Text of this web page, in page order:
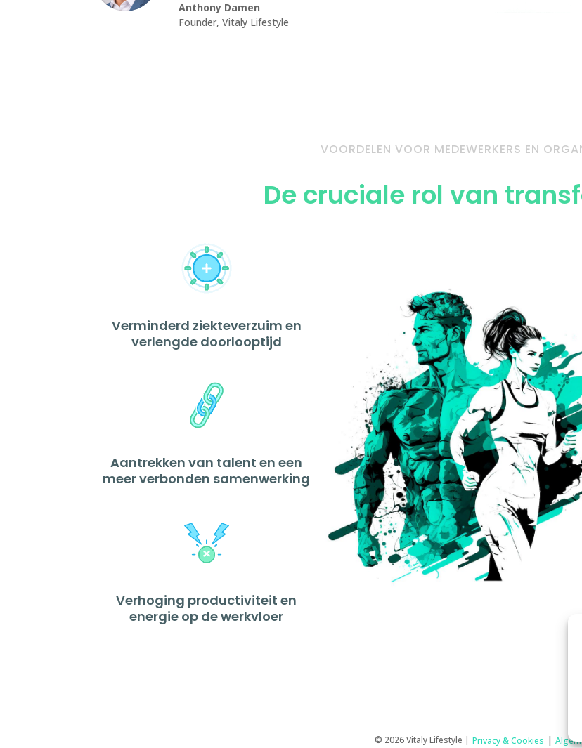
Anthony Damen
Founder, Vitaly Lifestyle
VOORDELEN VOOR MEDEWERKERS EN
De cruciale rol van
Verminderd ziekteverzuim en
verlengde doorlooptijd
Aantrekken van talent en een
meer verbonden samenwerking
Verhoging productiviteit en
energie op de werkvloer
© 2026 Vitaly Lifestyle | Privacy & Cookies |